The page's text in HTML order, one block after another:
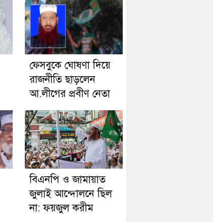
ফেসবুকে ঘোষণা দিয়ে
রাজনীতি ছাড়লেন
আ.লীগের প্রবীণ নেতা
বিএনপি ও জামায়াত
জুলাই আন্দোলনে ছিল
না: ফয়জুল করীম